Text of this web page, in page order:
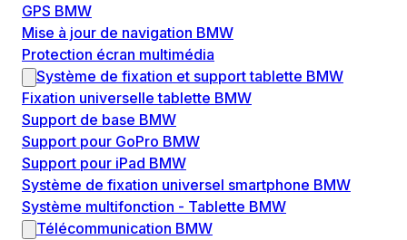
GPS BMW
Mise à jour de navigation BMW
Protection écran multimédia
Système de fixation et support tablette BMW
Fixation universelle tablette BMW
Support de base BMW
Support pour GoPro BMW
Support pour iPad BMW
Système de fixation universel smartphone BMW
Système multifonction - Tablette BMW
Télécommunication BMW